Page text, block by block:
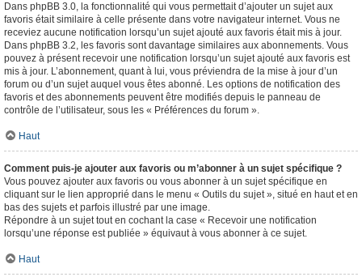
Dans phpBB 3.0, la fonctionnalité qui vous permettait d’ajouter un sujet aux
favoris était similaire à celle présente dans votre navigateur internet. Vous ne
receviez aucune notification lorsqu’un sujet ajouté aux favoris était mis à jour.
Dans phpBB 3.2, les favoris sont davantage similaires aux abonnements. Vous
pouvez à présent recevoir une notification lorsqu’un sujet ajouté aux favoris est
mis à jour. L’abonnement, quant à lui, vous préviendra de la mise à jour d’un
forum ou d’un sujet auquel vous êtes abonné. Les options de notification des
favoris et des abonnements peuvent être modifiés depuis le panneau de
contrôle de l’utilisateur, sous les « Préférences du forum ».
Haut
Comment puis-je ajouter aux favoris ou m’abonner à un sujet spécifique ?
Vous pouvez ajouter aux favoris ou vous abonner à un sujet spécifique en
cliquant sur le lien approprié dans le menu « Outils du sujet », situé en haut et en
bas des sujets et parfois illustré par une image.
Répondre à un sujet tout en cochant la case « Recevoir une notification
lorsqu’une réponse est publiée » équivaut à vous abonner à ce sujet.
Haut